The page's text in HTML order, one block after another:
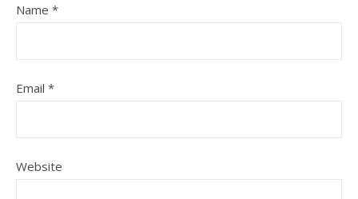
Name *
Email *
Website